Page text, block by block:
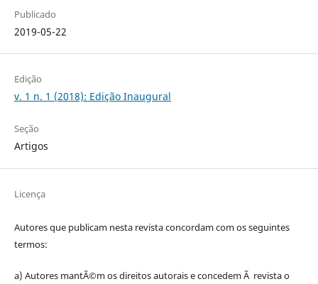
Publicado
2019-05-22
Edição
v. 1 n. 1 (2018): Edição Inaugural
Seção
Artigos
Licença
Autores que publicam nesta revista concordam com os seguintes
termos:
a) Autores mantÃ©m os direitos autorais e concedem Ã revista o